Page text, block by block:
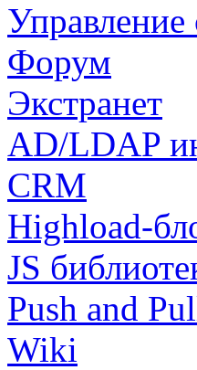
Управление
Форум
Экстранет
AD/LDAP
CRM
Highload-
JS
Push and
Wiki